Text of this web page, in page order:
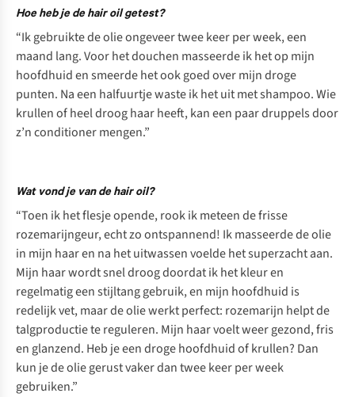
Hoe heb je de hair oil getest?
“Ik gebruikte de olie ongeveer twee keer per week, een
maand lang. Voor het douchen masseerde ik het op mijn
hoofdhuid en smeerde het ook goed over mijn droge
punten. Na een halfuurtje waste ik het uit met shampoo. Wie
krullen of heel droog haar heeft, kan een paar druppels door
z’n conditioner mengen.”
Wat vond je van de hair oil?
“Toen ik het flesje opende, rook ik meteen de frisse
rozemarijngeur, echt zo ontspannend! Ik masseerde de olie
in mijn haar en na het uitwassen voelde het superzacht aan.
Mijn haar wordt snel droog doordat ik het kleur en
regelmatig een stijltang gebruik, en mijn hoofdhuid is
redelijk vet, maar de olie werkt perfect: rozemarijn helpt de
talgproductie te reguleren. Mijn haar voelt weer gezond, fris
en glanzend. Heb je een droge hoofdhuid of krullen? Dan
kun je de olie gerust vaker dan twee keer per week
gebruiken.”